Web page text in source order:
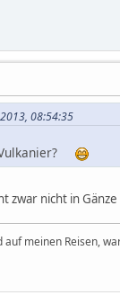
08:54:35
zwar nicht in
meinen Reisen,